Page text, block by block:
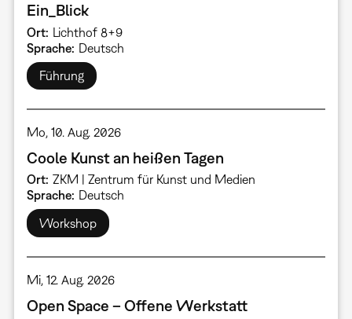
Ein_Blick
Ort Lichthof 8+9
Sprache Deutsch
Führung
Mo, 10. Aug. 2026
Coole Kunst an heißen Tagen
Ort ZKM | Zentrum für Kunst und Medien
Sprache
Deutsch
Workshop
Mi, 12. Aug. 2026
Open Space – Offene Werkstatt